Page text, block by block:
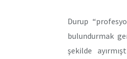
Durup
bulundurmak
şekilde